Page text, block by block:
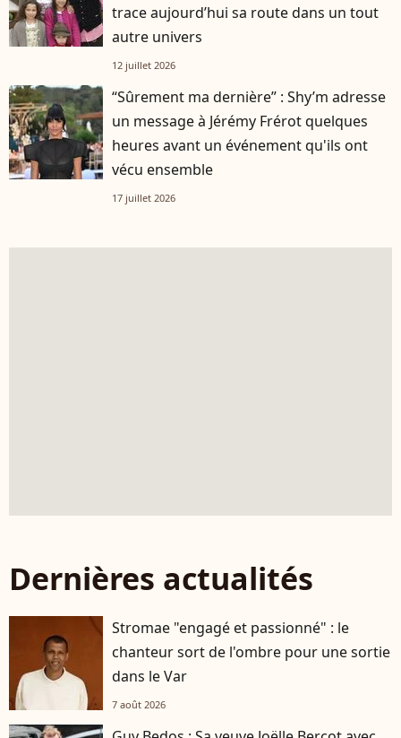
trace aujourd’hui sa route dans un tout
autre univers
12 juillet 2026
“Sûrement ma dernière” : Shy’m adresse
un message à Jérémy Frérot quelques
heures avant un événement qu'ils ont
vécu ensemble
17 juillet 2026
Dernières actualités
Stromae "engagé et passionné" : le
chanteur sort de l'ombre pour une sortie
dans le Var
7 août 2026